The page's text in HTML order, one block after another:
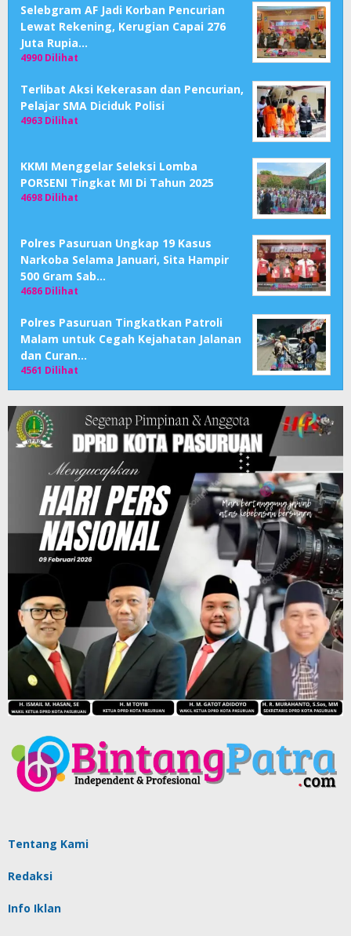
Selebgram AF Jadi Korban Pencurian
Lewat Rekening, Kerugian Capai 276
Juta Rupia…
4990 Dilihat
Terlibat Aksi Kekerasan dan Pencurian,
Pelajar SMA Diciduk Polisi
4963 Dilihat
KKMI Menggelar Seleksi Lomba
PORSENI Tingkat MI Di Tahun 2025
4698 Dilihat
Polres Pasuruan Ungkap 19 Kasus
Narkoba Selama Januari, Sita Hampir
500 Gram Sab…
4686 Dilihat
Polres Pasuruan Tingkatkan Patroli
Malam untuk Cegah Kejahatan Jalanan
dan Curan…
4561 Dilihat
Tentang Kami
Redaksi
Info Iklan